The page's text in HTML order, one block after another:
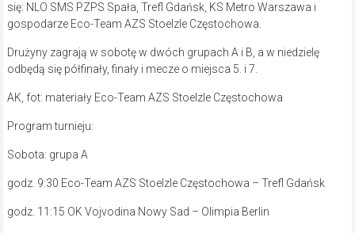
się: NLO SMS PZPS Spała, Trefl Gdańsk, KS Metro Warszawa i
gospodarze Eco-Team AZS Stoelzle Częstochowa.
Drużyny zagrają w sobotę w dwóch grupach A i B, a w niedzielę
odbędą się półfinały, finały i mecze o miejsca 5. i 7.
AK, fot: materiały Eco-Team AZS Stoelzle Częstochowa
Program turnieju:
Sobota: grupa A
godz. 9:30 Eco-Team AZS Stoelzle Częstochowa – Trefl Gdańsk
godz. 11:15 OK Vojvodina Nowy Sad – Olimpia Berlin